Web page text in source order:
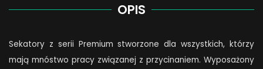
OPIS
Sekatory z serii Premium stworzone dla wszystkich, którzy
mają mnóstwo pracy związanej z przycinaniem. Wyposażony